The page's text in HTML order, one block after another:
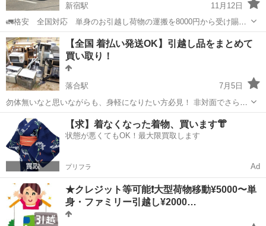
新宿駅
11月12日
🚛格安 全国対応 単身のお引越し荷物の運搬を8000円から受け賜り
ます💰 全県から関東など出張費などは頂きません。 希望金額などお気
軽にご相談下さい！ ※軽貨物免許取得済みですので安心してお任せ下
さい。 ※荷室スペ...
東京 新宿区 新宿駅 引っ越し 格安
【全国 着払い発送OK】引越し品をまとめて
買い取り！
落合駅
7月5日
勿体無いなと思いながらも、身軽になりたい方必見！ 非対面でさらに
無料着払いでヤマト回収＋買取査定で買い取ります！ ※ 査定にて買取
不可の場合でもプレゼント企画ございます。 ⚫︎⚪︎ ↓↓こんな方に最適↓↓
⚪︎⚫︎ ・すぐ...
東京 落合駅 引っ越し 無料
【求】着なくなった着物、買います👘
状態が悪くてもOK！最大限買取します
プリフラ Ad
★クレジット等可能❗️大型荷物移動¥5000〜単
身・ファミリー引越し¥2000…